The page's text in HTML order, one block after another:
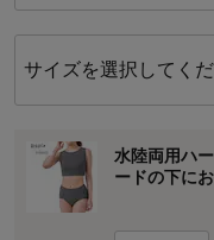
サイズを選択してく
水陸両用ハ
ードの下にお